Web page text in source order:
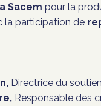
Sacem pour la
la participation de
Directrice du
Responsable des